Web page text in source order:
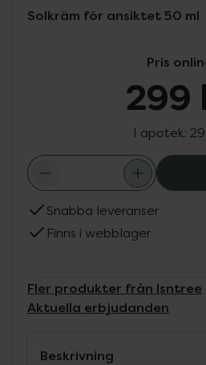
Solkräm för ansiktet 50 ml
Pris
299
I apotek:
Snabba leveranser
Finns i webblager
Fler produkter från Isntree
Aktuella erbjudanden
Beskrivning